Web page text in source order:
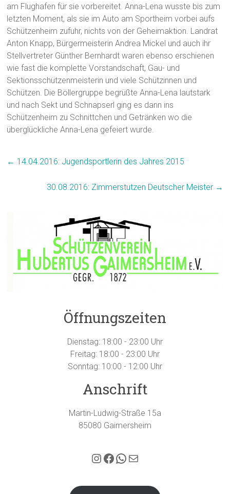
am Flughafen für sie vorbereitet. Anna-Lena wusste bis zum
letzten Moment, als sie im Auto am Sportheim vorbei aufs
Schützenheim zufuhr, nichts von der Geheimaktion. Landrat
Anton Knapp, Bürgermeisterin Andrea Mickel und auch ihr
Stellvertreter Günther Bernhardt waren ebenso erschienen
wie fast die komplette Vorstandschaft, Gau- und
Sektionsschützenmeisterin und viele Schützinnen und
Schützen. Die Böllergruppe begrüßte Anna-Lena lautstark
und nach Sekt und Schnapserl ging es dann ins
Schützenheim zu Schnittchen und Getränken wo die
überglückliche Anna-Lena gefeiert wurde.
← 14.04.2016: Jugendsportlerin des Jahres 2015
30.08.2016: Zimmerstutzen Deutscher Meister →
Öffnungszeiten
Dienstag: 18:00 - 23:00 Uhr
Freitag: 18:00 - 23:00 Uhr
Sonntag: 10:00 - 12:00 Uhr
Anschrift
Martin-Ludwig-Straße 15a
85080 Gaimersheim
Hubertus Gaimersheim auf Instagram
Facebook
WhatsApp
E-Mail